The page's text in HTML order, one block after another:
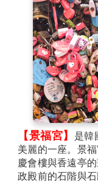
【景福宮】
是韓
美麗的一座。景
慶會樓與香遠亭
政殿前的石階與